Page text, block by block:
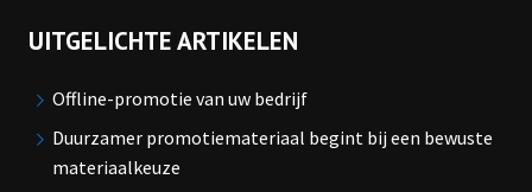
UITGELICHTE ARTIKELEN
Offline-promotie van uw bedrijf
Duurzamer promotiemateriaal begint bij een bewuste
materiaalkeuze